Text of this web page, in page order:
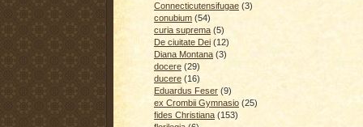
Connecticutensifugae (3)
conubium (54)
curia suprema (5)
De ciuitate Dei (12)
Diana Montana (3)
docere (29)
ducere (16)
Eduardus Feser (9)
ex Crombii Gymnasio (25)
fides Christiana (153)